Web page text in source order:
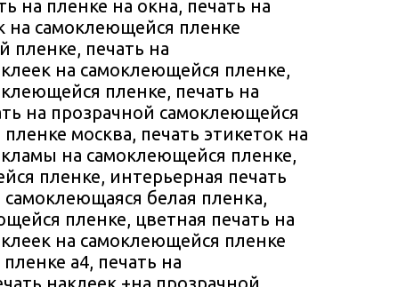
на пленке на окна, печать на
на самоклеющейся пленке
пленке, печать на
на самоклеющейся пленке,
пленке, печать на
на прозрачной самоклеющейся
москва, печать этикеток на
на самоклеющейся пленке,
пленке, интерьерная печать
белая пленка,
пленке, цветная печать на
на самоклеющейся пленке
а4, печать на